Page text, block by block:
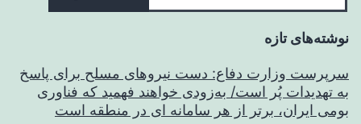
نوشته‌های تازه
سرپرست وزارت دفاع: دست نیروهای مسلح برای پاسخ
به تهدیدات پُر است/ به‌زودی خواهند فهمید که فناوری
بومی ایران، برتر از هر سامانه ای در منطقه است